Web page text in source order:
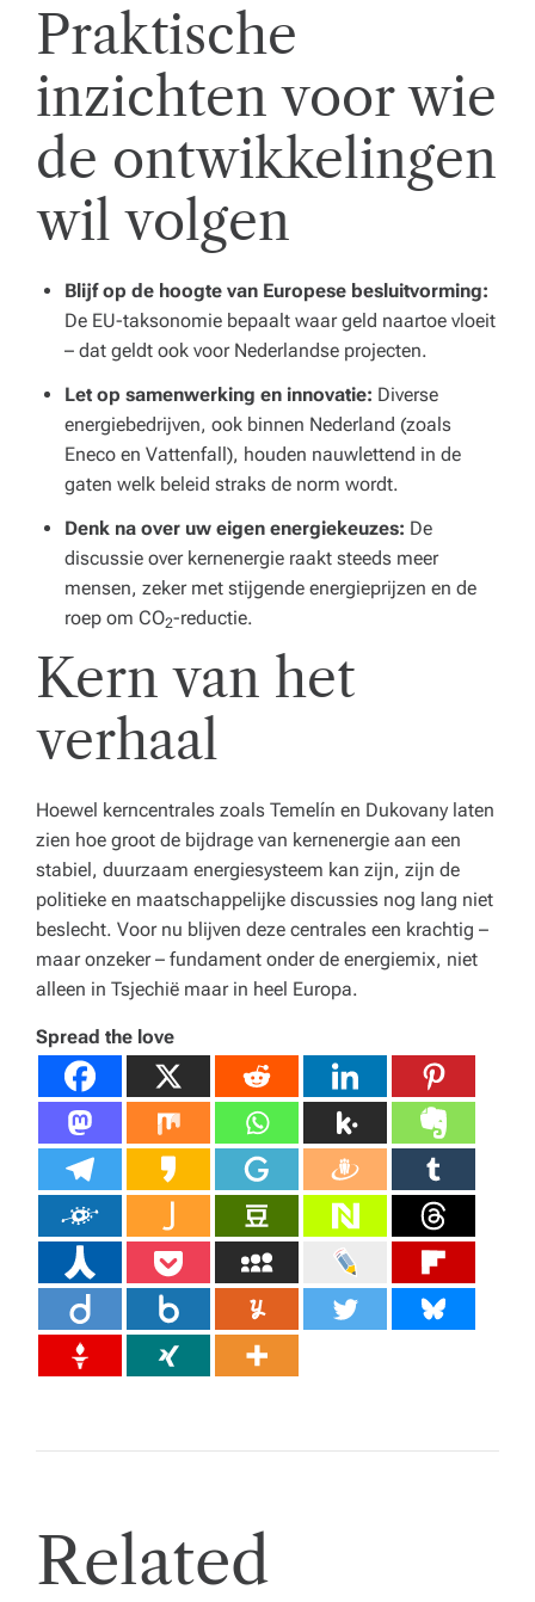
Praktische
inzichten voor wie
de ontwikkelingen
wil volgen
Blijf op de hoogte van Europese besluitvorming:
De EU-taksonomie bepaalt waar geld naartoe vloeit
– dat geldt ook voor Nederlandse projecten.
Let op samenwerking en innovatie: Diverse
energiebedrijven, ook binnen Nederland (zoals
Eneco en Vattenfall), houden nauwlettend in de
gaten welk beleid straks de norm wordt.
Denk na over uw eigen energiekeuzes: De
discussie over kernenergie raakt steeds meer
mensen, zeker met stijgende energieprijzen en de
roep om CO2-reductie.
Kern van het
verhaal
Hoewel kerncentrales zoals Temelín en Dukovany laten
zien hoe groot de bijdrage van kernenergie aan een
stabiel, duurzaam energiesysteem kan zijn, zijn de
politieke en maatschappelijke discussies nog lang niet
beslecht. Voor nu blijven deze centrales een krachtig –
maar onzeker – fundament onder de energiemix, niet
alleen in Tsjechië maar in heel Europa.
Spread the love
Related